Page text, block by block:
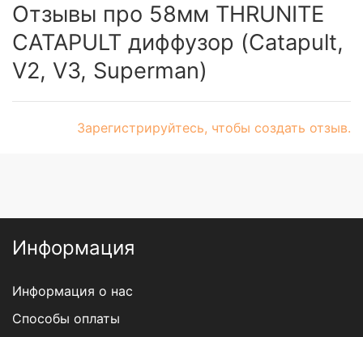
Отзывы про 58мм THRUNITE
CATAPULT диффузор (Catapult,
V2, V3, Superman)
Зарегистрируйтесь, чтобы создать отзыв.
Информация
Информация о нас
Способы оплаты